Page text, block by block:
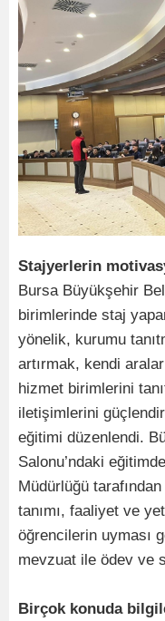
Stajyerlerin
Bursa Büyükşehir
birimlerinde staj
yönelik, kurumu
artırmak, kendi
hizmet birimlerini
iletişimlerini
eğitimi düzenlendi.
Salonu’ndaki
Müdürlüğü
tanımı, faaliyet ve
öğrencilerin uyması
mevzuat ile ödev ve
Birçok konuda